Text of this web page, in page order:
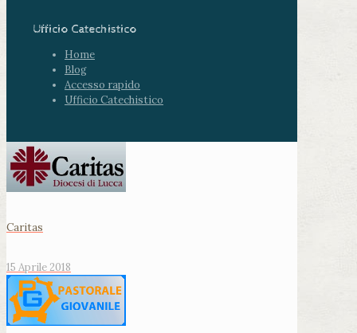
Ufficio Catechistico
Home
Blog
Accesso rapido
Ufficio Catechistico
Caritas
15 Aprile 2018